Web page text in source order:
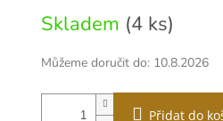
cena:
Skladem (4 ks)
Můžeme doručit do: 10.8.2026
Přidat do